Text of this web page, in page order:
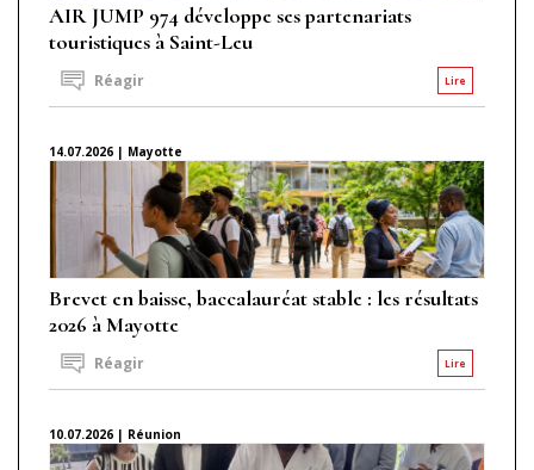
AIR JUMP 974 développe ses partenariats
touristiques à Saint-Leu
Lire
Réagir
14.07.2026 | Mayotte
Brevet en baisse, baccalauréat stable : les résultats
2026 à Mayotte
Lire
Réagir
10.07.2026 | Réunion